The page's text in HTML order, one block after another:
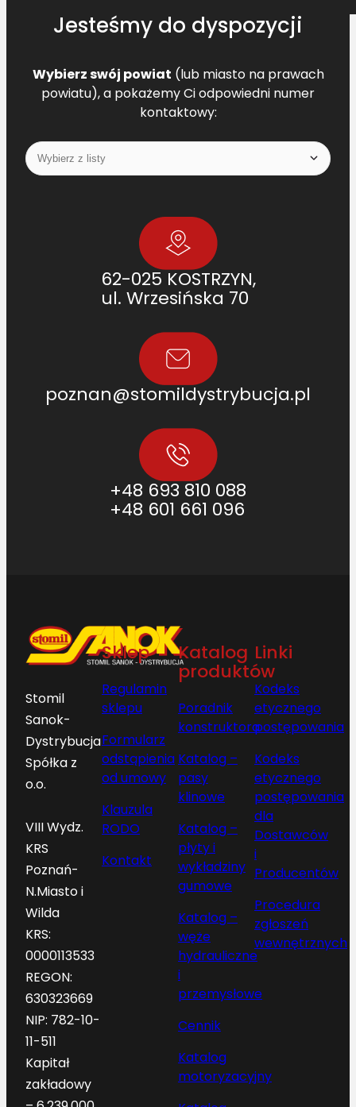
Jesteśmy do dyspozycji
Wybierz swój powiat (lub miasto na prawach
powiatu), a pokażemy Ci odpowiedni numer
kontaktowy:
62-025 KOSTRZYN,
ul. Wrzesińska 70
poznan@stomildystrybucja.pl
+48 693 810 088
+48 601 661 096
Stomil
Sanok-
Dystrybucja
Spółka z
o.o.
VIII Wydz.
KRS
Poznań-
N.Miasto i
Wilda
KRS:
0000113533
REGON:
630323669
NIP: 782-10-
11-511
Kapitał
zakładowy
Sklep
Regulamin
sklepu
Formularz
odstąpienia
od umowy
Klauzula
RODO
Kontakt
Katalog
produktów
Poradnik
konstruktora
Katalog –
pasy
klinowe
Katalog –
płyty i
wykładziny
gumowe
Katalog –
węże
hydrauliczne
i
przemysłowe
Cennik
Katalog
motoryzacyjny
Linki
Kodeks
etycznego
postępowania
Kodeks
etycznego
postępowania
dla
Dostawców
i
Producentów
Procedura
zgłoszeń
wewnętrznych